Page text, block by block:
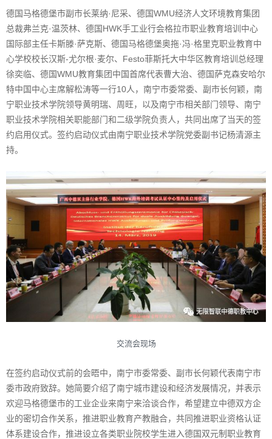
德国马格德堡市副市长莱纳·尼采、德国WMU经济人文环境教育集团
总裁弗兰克·温茨林、德国HWK手工业行会格拉市职业教育培训中心
国际部主任卡斯滕·萨克斯、德国马格德堡奥拖·冯·格里克职业教育中
心学校校长汉斯-尤尔根·麦尔、Festo菲斯托大中华区教育培训总经理
徐奕临、德国WMU教育集团中国首席代表曹大治、德国萨克森安哈尔
特中国中心主席解松涛等一行10人，南宁市委常委、副市长何颖，南
宁职业技术学院领导黄明瑞、周旺，以及南宁市相关部门领导、南宁
职业技术学院相关职能部门和二级学院负责人，共同出席了当天的签
约启用仪式。签约启动仪式由南宁职业技术学院党委副书记杨清源主
持。
交流会现场
在签约启动仪式前的会晤中，南宁市委常委、副市长何颖代表南宁市
委市政府致辞。她简要介绍了南宁城市建设和经济发展情况，并表示
欢迎马格德堡市的工业企业来南宁来洽谈合作，希望建立中德双方企
业的密切合作关系，推进职业教育产教融合，共同推进职业资格认证
体系建设合作，推进设立各类职业院校学生进入德国双元制职业教育